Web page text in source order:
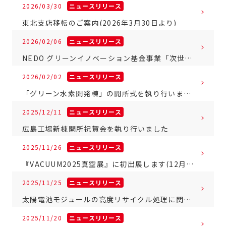
2026/03/30 ニュースリリース
東北支店移転のご案内(2026年3月30日より)
2026/02/06 ニュースリリース
NEDO グリーンイノベーション基金事業「次世代型太陽電池の開発／次世代型タンデム太陽電池量産技術実証事業」の採択について
2026/02/02 ニュースリリース
「グリーン水素開発棟」の開所式を執り行いました
2025/12/11 ニュースリリース
広島工場新棟開所祝賀会を執り行いました
2025/11/26 ニュースリリース
『VACUUM2025真空展』に初出展します(12月3日～5日 東京ビッグサイト)
2025/11/25 ニュースリリース
太陽電池モジュールの高度リサイクル処理に関する取り組みにつきまして
2025/11/20 ニュースリリース